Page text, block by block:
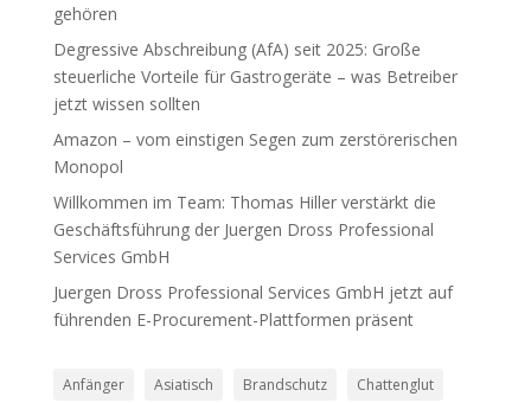
gehören
Degressive Abschreibung (AfA) seit 2025: Große
steuerliche Vorteile für Gastrogeräte – was Betreiber
jetzt wissen sollten
Amazon – vom einstigen Segen zum zerstörerischen
Monopol
Willkommen im Team: Thomas Hiller verstärkt die
Geschäftsführung der Juergen Dross Professional
Services GmbH
Juergen Dross Professional Services GmbH jetzt auf
führenden E-Procurement-Plattformen präsent
Anfänger Asiatisch Brandschutz
Chattenglut